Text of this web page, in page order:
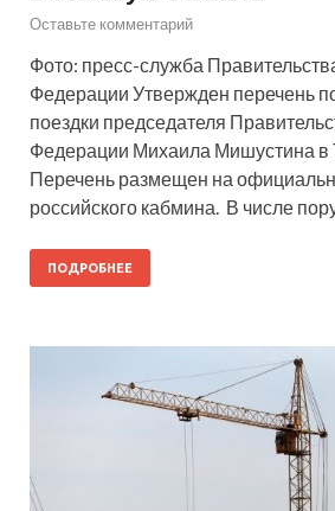
Оставьте комментарий
Фото: пресс-служба
Федерации Утвержден перечень
поездки председателя
Федерации Михаила Мишустина в
Перечень размещен на
российского кабмина. В числе
ПОДРОБНЕЕ